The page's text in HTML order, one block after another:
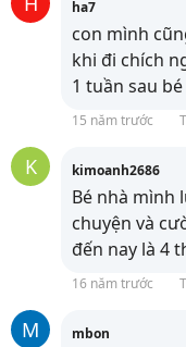
ha7
con mình
khi đi chích
1 tuần sau
15 năm trước
K kimoanh2686
Bé nhà mình
chuyện và
đến nay là 4
16 năm trước
M mbon